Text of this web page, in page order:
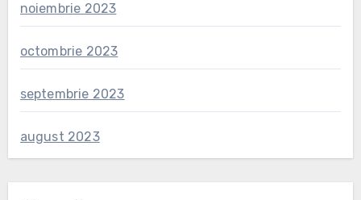
noiembrie 2023
octombrie 2023
septembrie 2023
august 2023